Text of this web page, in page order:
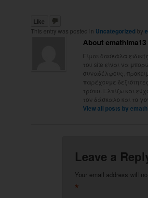
Like
This entry was posted in Uncategorized by
About emathima13
Είμαι δασκάλα
του site είναι να
συναδέλφους,
παρέχουμε
τρόπο. Ελπίζω και
τον δάσκαλο και το
View all posts by
Leave a
Your email address will
*